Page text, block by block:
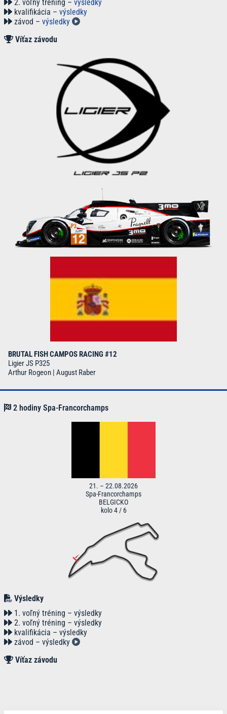
2. voľný tréning – výsledky
kvalifikácia – výsledky
závod – výsledky
Víťaz závodu
BRUTAL FISH CAMPOS RACING #12
Ligier JS P325
Arthur Rogeon | August Raber
2 hodiny Spa-Francorchamps
21. – 22.08.2026
Spa-Francorchamps
BELGICKO
kolo 4 / 6
Výsledky
1. voľný tréning – výsledky
2. voľný tréning – výsledky
kvalifikácia – výsledky
závod – výsledky
Víťaz závodu